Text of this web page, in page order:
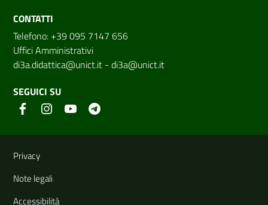
CONTATTI
Telefono: +39 095 7147 656
Uffici Amministrativi
di3a.didattica@unict.it - di3a@unict.it
SEGUICI SU
Link e informazioni utili
Privacy
Note legali
Accessibilità